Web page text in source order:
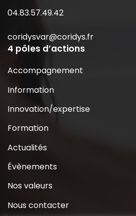
04.83.57.49.42
coridysvar@coridys.fr
4 pôles d’actions
Accompagnement
Information
Innovation/expertise
Formation
Actualités
Évènements
Nos valeurs
Nous contacter